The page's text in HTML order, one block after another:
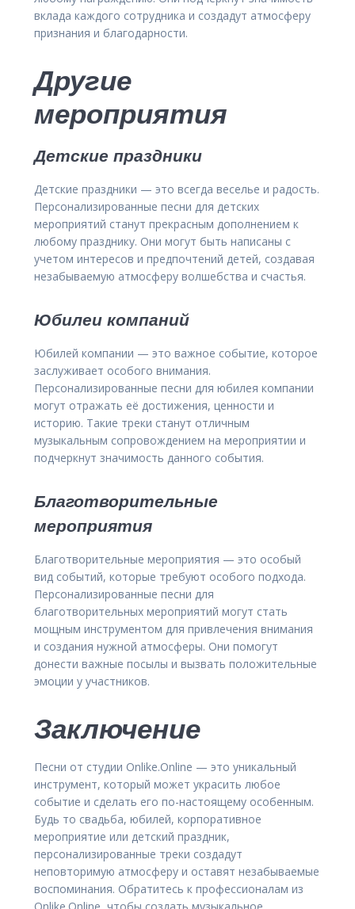
вклада каждого сотрудника и создадут атмосферу
признания и благодарности.
Другие
мероприятия
Детские праздники
Детские праздники — это всегда веселье и радость.
Персонализированные песни для детских
мероприятий станут прекрасным дополнением к
любому празднику. Они могут быть написаны с
учетом интересов и предпочтений детей, создавая
незабываемую атмосферу волшебства и счастья.
Юбилеи компаний
Юбилей компании — это важное событие, которое
заслуживает особого внимания.
Персонализированные песни для юбилея компании
могут отражать её достижения, ценности и
историю. Такие треки станут отличным
музыкальным сопровождением на мероприятии и
подчеркнут значимость данного события.
Благотворительные
мероприятия
Благотворительные мероприятия — это особый
вид событий, которые требуют особого подхода.
Персонализированные песни для
благотворительных мероприятий могут стать
мощным инструментом для привлечения внимания
и создания нужной атмосферы. Они помогут
донести важные посылы и вызвать положительные
эмоции у участников.
Заключение
Песни от студии Onlike.Online — это уникальный
инструмент, который может украсить любое
событие и сделать его по-настоящему особенным.
Будь то свадьба, юбилей, корпоративное
мероприятие или детский праздник,
персонализированные треки создадут
неповторимую атмосферу и оставят незабываемые
воспоминания. Обратитесь к профессионалам из